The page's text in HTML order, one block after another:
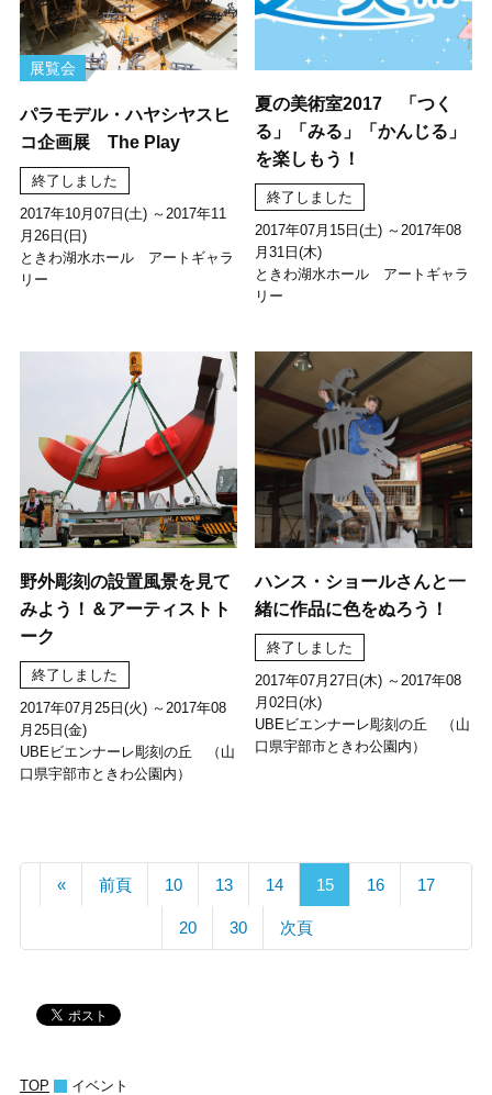
パラモデル・ハヤシヤスヒ
コ企画展 The Play
終了しました
2017年10月07日(土) ～2017年11
月26日(日)
ときわ湖水ホール アートギャラ
リー
展覧会
夏の美術室2017 「つく
る」「みる」「かんじる」
を楽しもう！
終了しました
2017年07月15日(土) ～2017年08
月31日(木)
ときわ湖水ホール アートギャラ
リー
野外彫刻の設置風景を見て
みよう！＆アーティストト
ーク
終了しました
2017年07月25日(火) ～2017年08
月25日(金)
UBEビエンナーレ彫刻の丘 （山
口県宇部市ときわ公園内）
ハンス・ショールさんと一
緒に作品に色をぬろう！
終了しました
2017年07月27日(木) ～2017年08
月02日(水)
UBEビエンナーレ彫刻の丘 （山
口県宇部市ときわ公園内）
« 前頁 10 13 14 15 16 17
20 30 次頁
TOP イベント